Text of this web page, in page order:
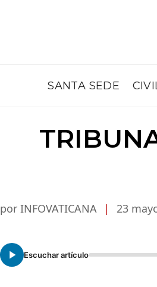
SANTA SEDE
por INFOVATICANA | 23
Escuchar artículo